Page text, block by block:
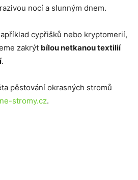
nocí a slunným dnem.
cypřišků nebo kryptomerií,
zakrýt bílou netkanou textilií
.
pěstování okrasných stromů
stromy.cz.